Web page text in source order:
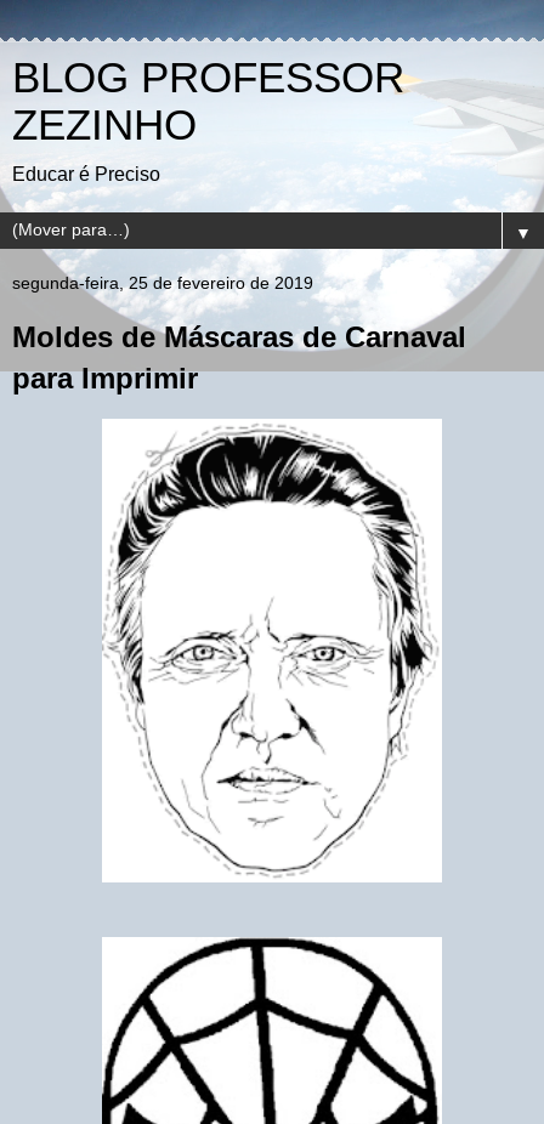
BLOG PROFESSOR
ZEZINHO
Educar é Preciso
▼
segunda-feira, 25 de fevereiro de 2019
Moldes de Máscaras de Carnaval
para Imprimir